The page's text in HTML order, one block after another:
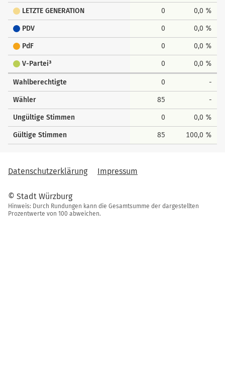
LETZTE GENERATION 0 0,0 %
PDV 0 0,0 %
PdF 0 0,0 %
V-Partei³ 0 0,0 %
Wahlberechtigte 0 -
Wähler 85 -
Ungültige Stimmen 0 0,0 %
Gültige Stimmen 85 100,0 %
Datenschutzerklärung Impressum
© Stadt Würzburg
Hinweis: Durch Rundungen kann die Gesamtsumme der dargestellten
Prozentwerte von 100 abweichen.